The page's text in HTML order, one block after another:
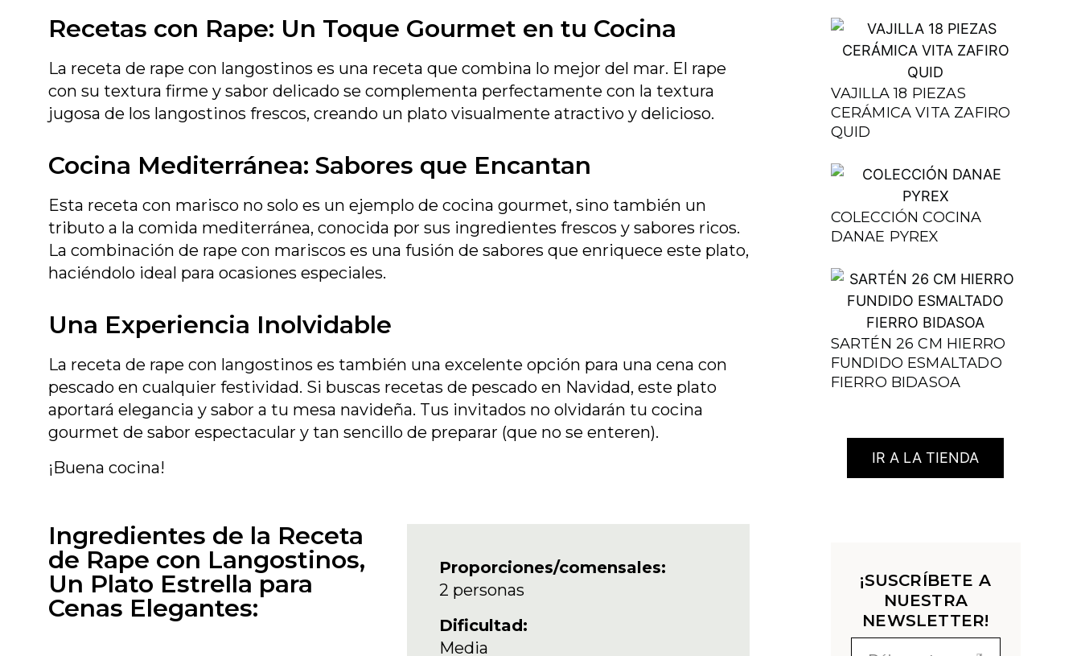
Recetas con Rape: Un Toque Gourmet en tu Cocina
La receta de rape con langostinos es una receta que combina lo mejor del mar. El rape
con su textura firme y sabor delicado se complementa perfectamente con la textura
jugosa de los langostinos frescos, creando un plato visualmente atractivo y delicioso.
Cocina Mediterránea: Sabores que Encantan
Esta receta con marisco no solo es un ejemplo de cocina gourmet, sino también un
tributo a la comida mediterránea, conocida por sus ingredientes frescos y sabores ricos.
La combinación de rape con mariscos es una fusión de sabores que enriquece este plato,
haciéndolo ideal para ocasiones especiales.
Una Experiencia Inolvidable
La receta de rape con langostinos es también una excelente opción para una cena con
pescado en cualquier festividad. Si buscas recetas de pescado en Navidad, este plato
aportará elegancia y sabor a tu mesa navideña. Tus invitados no olvidarán tu cocina
gourmet de sabor espectacular y tan sencillo de preparar (que no se enteren).
¡Buena cocina!
Ingredientes de la Receta
de Rape con Langostinos,
Un Plato Estrella para
Cenas Elegantes:
Proporciones/comensales:
2 personas
Dificultad:
Media
VAJILLA 18 PIEZAS
CERÁMICA VITA ZAFIRO
QUID
COLECCIÓN COCINA
DANAE PYREX
SARTÉN 26 CM HIERRO
FUNDIDO ESMALTADO
FIERRO BIDASOA
IR A LA TIENDA
¡SUSCRÍBETE A
NUESTRA
NEWSLETTER!